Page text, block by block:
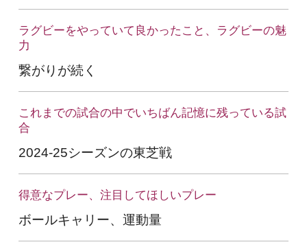
ラグビーをやっていて良かったこと、ラグビーの魅
力
繋がりが続く
これまでの試合の中でいちばん記憶に残っている試
合
2024-25シーズンの東芝戦
得意なプレー、注目してほしいプレー
ボールキャリー、運動量